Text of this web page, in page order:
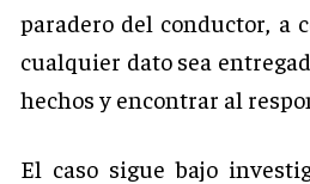
paradero del conductor, a
cualquier dato sea
hechos y encontrar al
El caso sigue bajo